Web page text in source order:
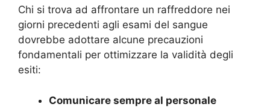
Chi si trova ad affrontare un raffreddore nei
giorni precedenti agli esami del sangue
dovrebbe adottare alcune precauzioni
fondamentali per ottimizzare la validità degli
esiti:
Comunicare sempre al personale